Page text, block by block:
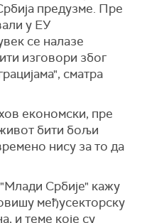
предузме. Пре
у ЕУ
се налазе
изговори због
сматра
економски, пре
бити бољи
нису за то да
Србије" кажу
међусекторску
и теме које су